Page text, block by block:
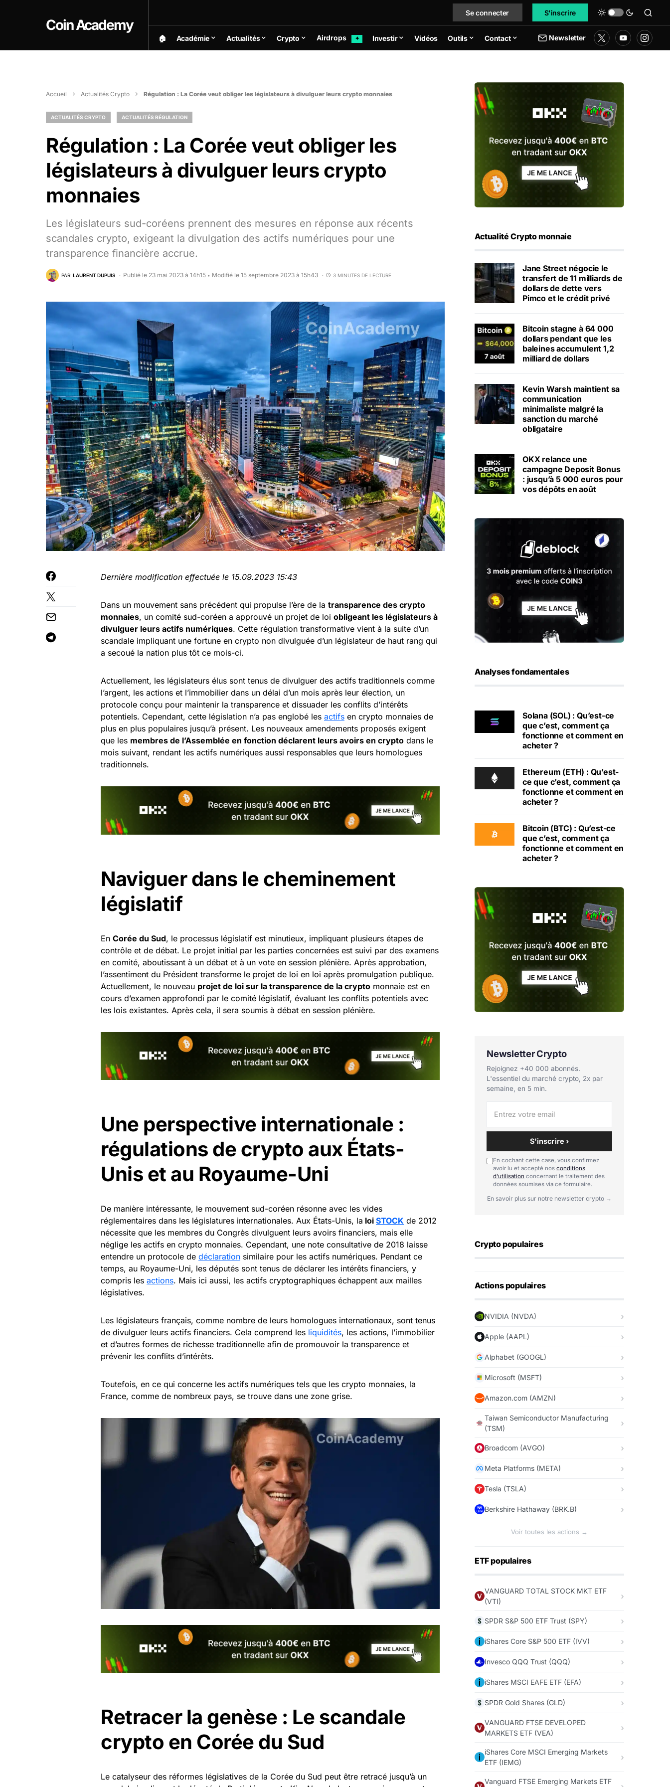
Coin Academy
Se connecter S'inscrire
🏠︎ Académie Actualités Crypto Airdrops ✦ Investir Vidéos Outils Contact Newsletter
Accueil Actualités Crypto Régulation : La Corée veut obliger les législateurs à divulguer leurs crypto monnaies
ACTUALITÉS CRYPTO ACTUALITÉS RÉGULATION
Régulation : La Corée veut obliger les
législateurs à divulguer leurs crypto
monnaies
Les législateurs sud-coréens prennent des mesures en réponse aux récents
scandales crypto, exigeant la divulgation des actifs numériques pour une
transparence financière accrue.
PAR LAURENT DUPUIS Publié le 23 mai 2023 à 14h15 • Modifié le 15 septembre 2023 à 15h43 3 MINUTES DE LECTURE
Dernière modification effectuée le 15.09.2023 15:43
Dans un mouvement sans précédent qui propulse l’ère de la transparence des crypto
monnaies, un comité sud-coréen a approuvé un projet de loi obligeant les législateurs à
divulguer leurs actifs numériques. Cette régulation transformative vient à la suite d’un
scandale impliquant une fortune en crypto non divulguée d’un législateur de haut rang qui
a secoué la nation plus tôt ce mois-ci.
Actuellement, les législateurs élus sont tenus de divulguer des actifs traditionnels comme
l’argent, les actions et l’immobilier dans un délai d’un mois après leur élection, un
protocole conçu pour maintenir la transparence et dissuader les conflits d’intérêts
potentiels. Cependant, cette législation n’a pas englobé les actifs en crypto monnaies de
plus en plus populaires jusqu’à présent. Les nouveaux amendements proposés exigent
que les membres de l’Assemblée en fonction déclarent leurs avoirs en crypto dans le
mois suivant, rendant les actifs numériques aussi responsables que leurs homologues
traditionnels.
Naviguer dans le cheminement
législatif
En Corée du Sud, le processus législatif est minutieux, impliquant plusieurs étapes de
contrôle et de débat. Le projet initial par les parties concernées est suivi par des examens
en comité, aboutissant à un débat et à un vote en session plénière. Après approbation,
l’assentiment du Président transforme le projet de loi en loi après promulgation publique.
Actuellement, le nouveau projet de loi sur la transparence de la crypto monnaie est en
cours d’examen approfondi par le comité législatif, évaluant les conflits potentiels avec
les lois existantes. Après cela, il sera soumis à débat en session plénière.
Une perspective internationale :
régulations de crypto aux États-
Unis et au Royaume-Uni
De manière intéressante, le mouvement sud-coréen résonne avec les vides
réglementaires dans les législatures internationales. Aux États-Unis, la loi STOCK de 2012
nécessite que les membres du Congrès divulguent leurs avoirs financiers, mais elle
néglige les actifs en crypto monnaies. Cependant, une note consultative de 2018 laisse
entendre un protocole de déclaration similaire pour les actifs numériques. Pendant ce
temps, au Royaume-Uni, les députés sont tenus de déclarer les intérêts financiers, y
compris les actions. Mais ici aussi, les actifs cryptographiques échappent aux mailles
législatives.
Les législateurs français, comme nombre de leurs homologues internationaux, sont tenus
de divulguer leurs actifs financiers. Cela comprend les liquidités, les actions, l’immobilier
et d’autres formes de richesse traditionnelle afin de promouvoir la transparence et
prévenir les conflits d’intérêts.
Toutefois, en ce qui concerne les actifs numériques tels que les crypto monnaies, la
France, comme de nombreux pays, se trouve dans une zone grise.
Retracer la genèse : Le scandale
crypto en Corée du Sud
Le catalyseur des réformes législatives de la Corée du Sud peut être retracé jusqu’à un
Actualité Crypto monnaie
Jane Street négocie le
transfert de 11 milliards de
dollars de dette vers
Pimco et le crédit privé
Bitcoin stagne à 64 000
dollars pendant que les
baleines accumulent 1,2
milliard de dollars
Kevin Warsh maintient sa
communication
minimaliste malgré la
sanction du marché
obligataire
OKX relance une
campagne Deposit Bonus
: jusqu’à 5 000 euros pour
vos dépôts en août
Analyses fondamentales
Solana (SOL) : Qu’est-ce
que c’est, comment ça
fonctionne et comment en
acheter ?
Ethereum (ETH) : Qu’est-
ce que c’est, comment ça
fonctionne et comment en
acheter ?
Bitcoin (BTC) : Qu’est-ce
que c’est, comment ça
fonctionne et comment en
acheter ?
Newsletter Crypto
Rejoignez +40 000 abonnés.
L'essentiel du marché crypto, 2x par
semaine, en 5 min.
S'inscrire ›
En cochant cette case, vous confirmez
avoir lu et accepté nos conditions
d'utilisation concernant le traitement des
données soumises via ce formulaire.
En savoir plus sur notre newsletter crypto →
Crypto populaires
Actions populaires
NVIDIA (NVDA)
Apple (AAPL)
Alphabet (GOOGL)
Microsoft (MSFT)
Amazon.com (AMZN)
Taiwan Semiconductor Manufacturing
(TSM)
Broadcom (AVGO)
Meta Platforms (META)
Tesla (TSLA)
Berkshire Hathaway (BRK.B)
Voir toutes les actions →
ETF populaires
VANGUARD TOTAL STOCK MKT ETF
(VTI)
SPDR S&P 500 ETF Trust (SPY)
iShares Core S&P 500 ETF (IVV)
Invesco QQQ Trust (QQQ)
iShares MSCI EAFE ETF (EFA)
SPDR Gold Shares (GLD)
VANGUARD FTSE DEVELOPED
MARKETS ETF (VEA)
iShares Core MSCI Emerging Markets
ETF (IEMG)
Vanguard FTSE Emerging Markets ETF